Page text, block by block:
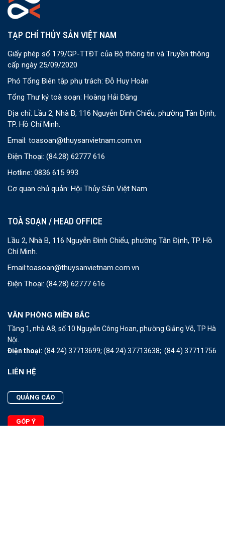
TẠP CHÍ THỦY SẢN VIỆT NAM
Giấy phép số 179/GP-TTĐT của Bộ thông tin và Truyền thông
cấp ngày 25/09/2020
Phó Tổng Biên tập phụ trách: Đỗ Huy Hoàn
Tổng Thư ký toà soạn: Hoàng Hải Đăng
Địa chỉ: Lầu 2, Nhà B, 116 Nguyễn Đình Chiểu, phường Tân Định,
TP. Hồ Chí Minh.
Email: toasoan@thuysanvietnam.com.vn
Điện Thoại: (84.28) 62777 616
Hotline: 0836 615 993
Cơ quan chủ quản: Hội Thủy Sản Việt Nam
TOÀ SOẠN / HEAD OFFICE
Lầu 2, Nhà B, 116 Nguyễn Đình Chiểu, phường Tân Định, TP. Hồ
Chí Minh.
Email:toasoan@thuysanvietnam.com.vn
Điện Thoại: (84.28) 62777 616
VĂN PHÒNG MIỀN BẮC
Tầng 1, nhà A8, số 10 Nguyễn Công Hoan, phường Giảng Võ, TP Hà
Nội.
Điện thoại: (84.24) 37713699; (84.24) 37713638; (84.4) 37711756
LIÊN HỆ
QUẢNG CÁO
GÓP Ý